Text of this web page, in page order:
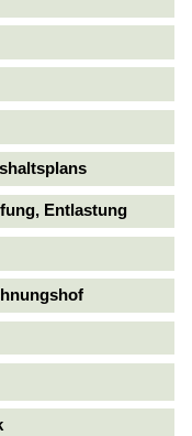
Entlastung